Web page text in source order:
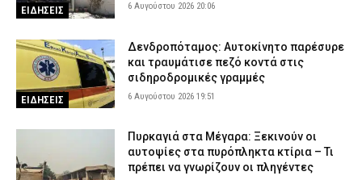
ΕΙΔΗΣΕΙΣ 6 Αυγούστου 2026 20:06
ΕΙΔΗΣΕΙΣ
Δενδροπόταμος: Αυτοκίνητο παρέσυρε
και τραυμάτισε πεζό κοντά στις
σιδηροδρομικές γραμμές
6 Αυγούστου 2026 19:51
Πυρκαγιά στα Μέγαρα: Ξεκινούν οι
αυτοψίες στα πυρόπληκτα κτίρια – Τι
πρέπει να γνωρίζουν οι πληγέντες